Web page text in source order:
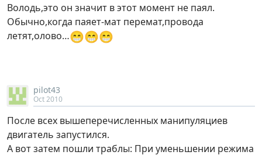
Володь,это он значит в этот момент не паял.
Обычно,когда паяет-мат перемат,провода
летят,олово…😁😁😁
pilot43
Oct 2010
После всех вышеперечисленных манипуляциев
двигатель запустился.
А вот затем пошли траблы: При уменьшении режима